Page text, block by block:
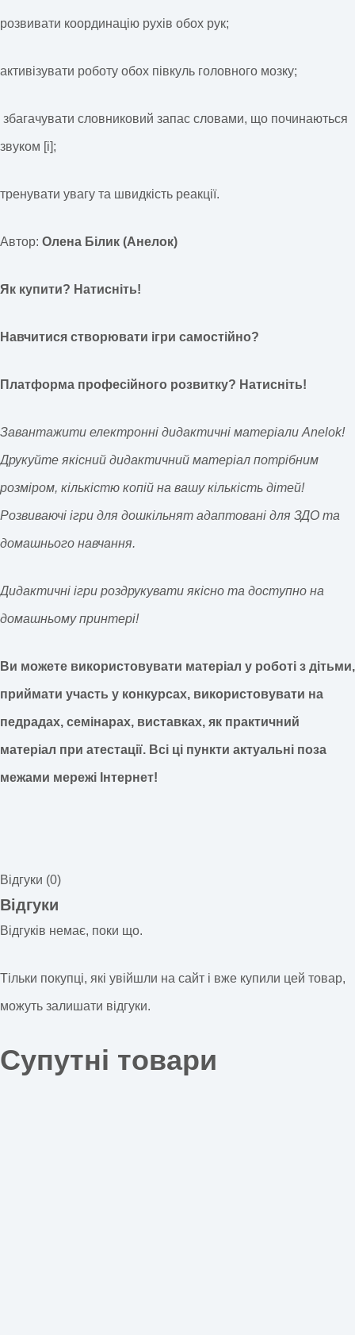
розвивати координацію рухів обох рук;
активізувати роботу обох півкуль головного мозку;
збагачувати словниковий запас словами, що починаються
звуком [і];
тренувати увагу та швидкість реакції.
Автор: Олена Білик (Анелок)
Як купити? Натисніть!
Навчитися створювати ігри самостійно?
Платформа професійного розвитку? Натисніть!
Завантажити електронні дидактичні матеріали Anelok!
Друкуйте якісний дидактичний матеріал потрібним
розміром, кількістю копій на вашу кількість дітей!
Розвиваючі ігри для дошкільнят адаптовані для ЗДО та
домашнього навчання.
Дидактичні ігри роздрукувати якісно та доступно на
домашньому принтері!
Ви можете використовувати матеріал у роботі з дітьми,
приймати участь у конкурсах, використовувати на
педрадах, семінарах, виставках, як практичний
матеріал при атестації. Всі ці пункти актуальні поза
межами мережі Інтернет!
Відгуки (0)
Відгуки
Відгуків немає, поки що.
Тільки покупці, які увійшли на сайт і вже купили цей товар,
можуть залишати відгуки.
Супутні товари